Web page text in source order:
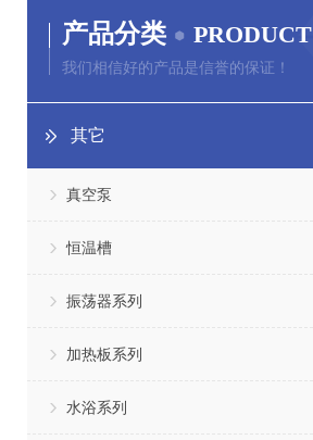
产品分类 PRODUCT
我们相信好的产品是信誉的保证！
其它
真空泵
恒温槽
振荡器系列
加热板系列
水浴系列